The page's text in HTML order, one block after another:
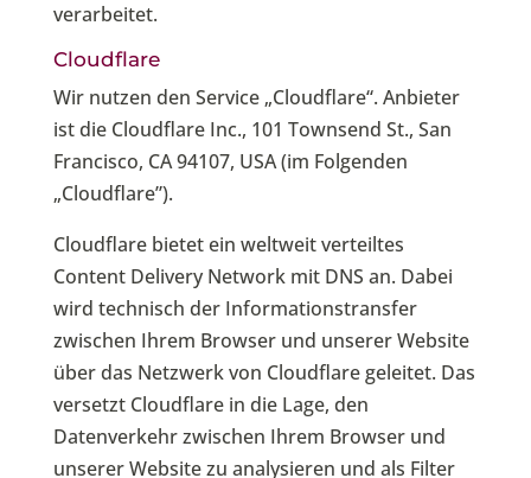
verarbeitet.
Cloudflare
Wir nutzen den Service „Cloudflare“. Anbieter
ist die Cloudflare Inc., 101 Townsend St., San
Francisco, CA 94107, USA (im Folgenden
„Cloudflare”).
Cloudflare bietet ein weltweit verteiltes
Content Delivery Network mit DNS an. Dabei
wird technisch der Informationstransfer
zwischen Ihrem Browser und unserer Website
über das Netzwerk von Cloudflare geleitet. Das
versetzt Cloudflare in die Lage, den
Datenverkehr zwischen Ihrem Browser und
unserer Website zu analysieren und als Filter